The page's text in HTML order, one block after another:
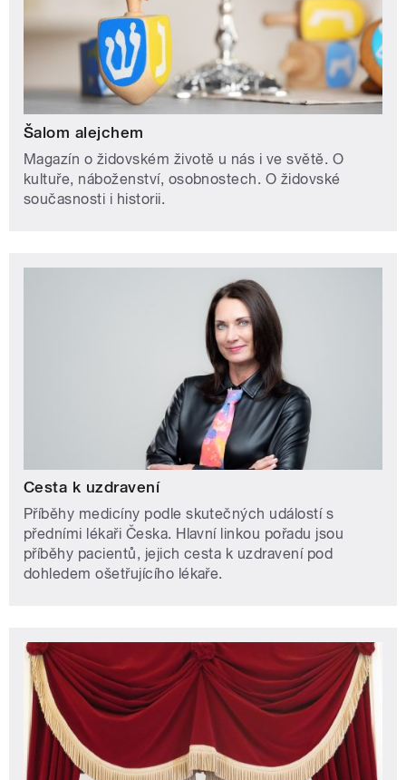
Šalom alejchem
Magazín o židovském životě u nás i ve světě. O
kultuře, náboženství, osobnostech. O židovské
současnosti i historii.
Cesta k uzdravení
Příběhy medicíny podle skutečných událostí s
předními lékaři Česka. Hlavní linkou pořadu jsou
příběhy pacientů, jejich cesta k uzdravení pod
dohledem ošetřujícího lékaře.